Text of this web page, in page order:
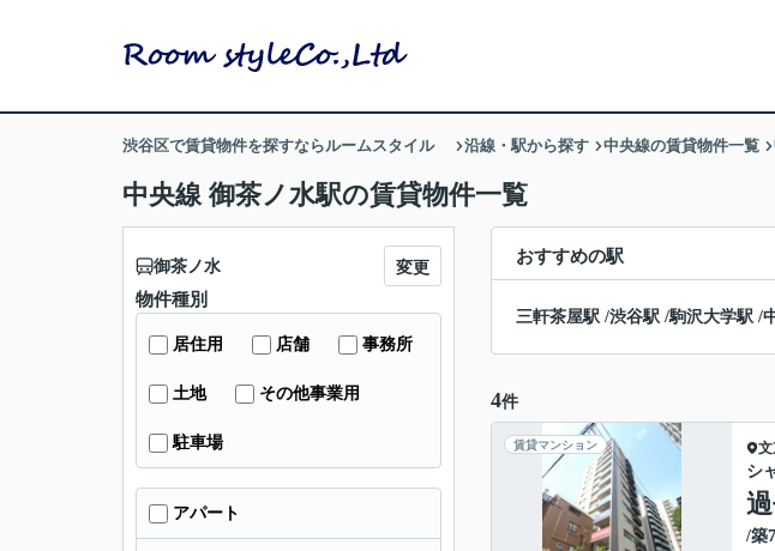
渋谷区で賃貸物件を探すならルームスタイル 沿線・駅から探す 中央線の賃貸物件一覧
中央線 御茶ノ水駅の賃貸物件一覧
おすすめの駅
三軒茶屋駅 /渋谷駅 /駒沢大学駅 /
4件
賃貸マンション
シ
/築
御茶ノ水 変更
物件種別
居住用 店舗 事務所
土地 その他事業用
駐車場
アパート